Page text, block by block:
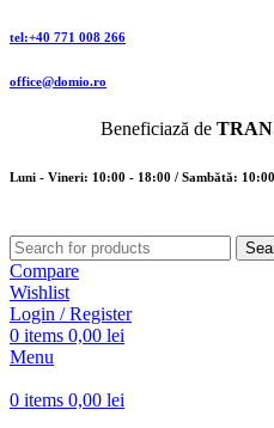
tel:+40 771 008 266
office@domio.ro
Beneficiază de
Luni - Vineri: 10:00 - 18:00 / Sambătă:
Compare
Wishlist
Login / Register
0 items 0,00 lei
Menu
0 items 0,00 lei